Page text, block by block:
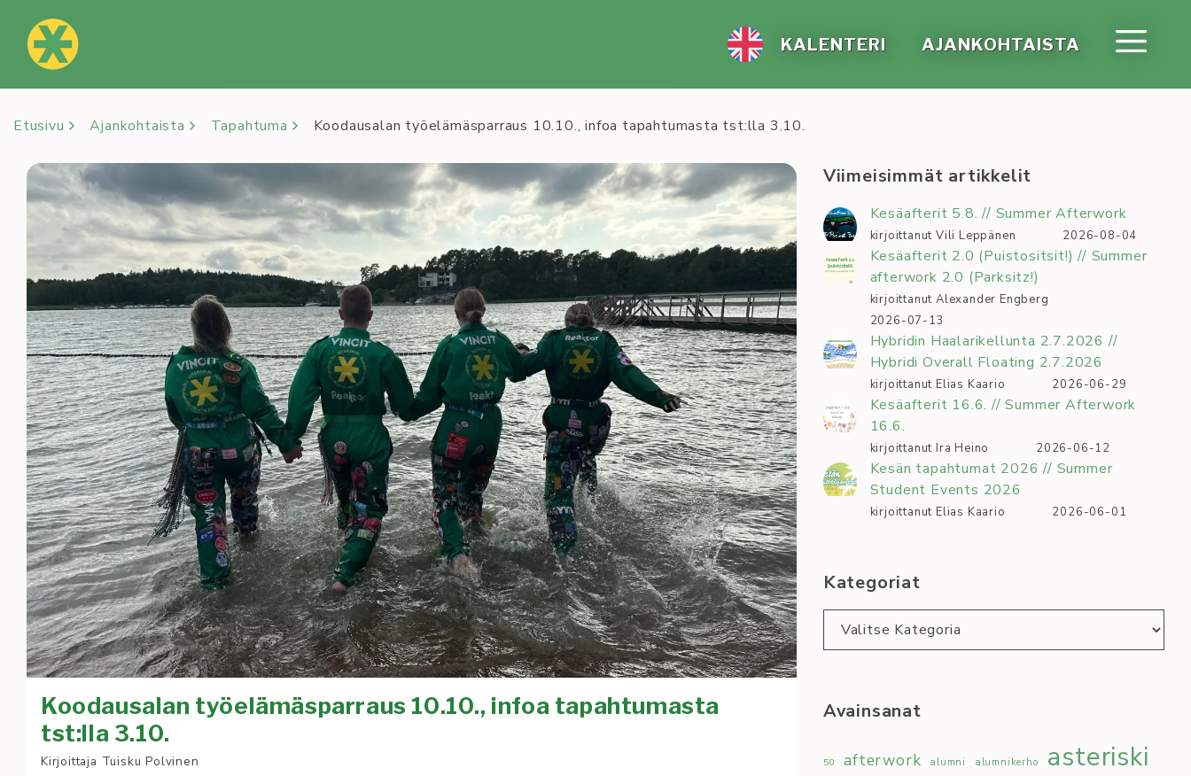
sisältöön
KA­LEN­TE­RI AJAN­KOH­TAIS­TA
Etusivu Ajankohtaista Tapahtuma Koodausalan työelämäsparraus 10.10., infoa tapahtumasta tst:lla 3.10.
Koodausalan työelämäsparraus 10.10., infoa tapahtumasta
tst:lla 3.10.
Kirjoittaja Tuisku Polvinen
Viimeisimmät artikkelit
Kesäafterit 5.8. // Summer Afterwork
kirjoittanut Vili Leppänen 2026-08-04
Kesäafterit 2.0 (Puistositsit!) // Summer
afterwork 2.0 (Parksitz!)
kirjoittanut Alexander Engberg
2026-07-13
Hybridin Haalarikellunta 2.7.2026 //
Hybridi Overall Floating 2.7.2026
kirjoittanut Elias Kaario 2026-06-29
Kesäafterit 16.6. // Summer Afterwork
16.6.
kirjoittanut Ira Heino 2026-06-12
Kesän tapahtumat 2026 // Summer
Student Events 2026
kirjoittanut Elias Kaario 2026-06-01
Kategoriat
Kategoriat
Avainsanat
50 afterwork alumni alumnikerho asteriski